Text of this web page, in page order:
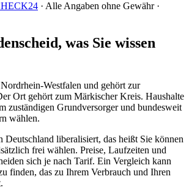
· Alle Angaben ohne Gewähr ·
was Sie wissen
Westfalen und gehört zur
Ort gehört zum Märkischer Kreis. Haushalte
zuständigen Grundversorger und bundesweit
wählen.
Deutschland liberalisiert, das heißt Sie können
frei wählen. Preise, Laufzeiten und
sich je nach Tarif. Ein Vergleich kann
finden, das zu Ihrem Verbrauch und Ihren